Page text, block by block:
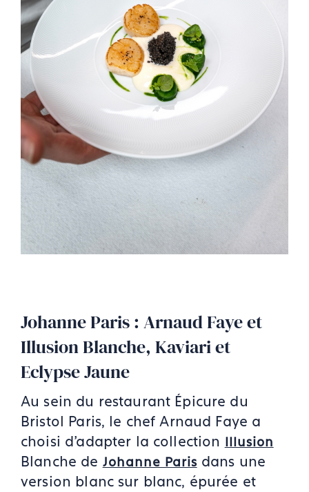
Johanne Paris : Arnaud Faye et
Illusion Blanche, Kaviari et
Eclypse Jaune
Au sein du restaurant Épicure du
Bristol Paris, le chef Arnaud Faye a
choisi d’adapter la collection Illusion
Blanche de Johanne Parisdans une
version blanc sur blanc, épurée et